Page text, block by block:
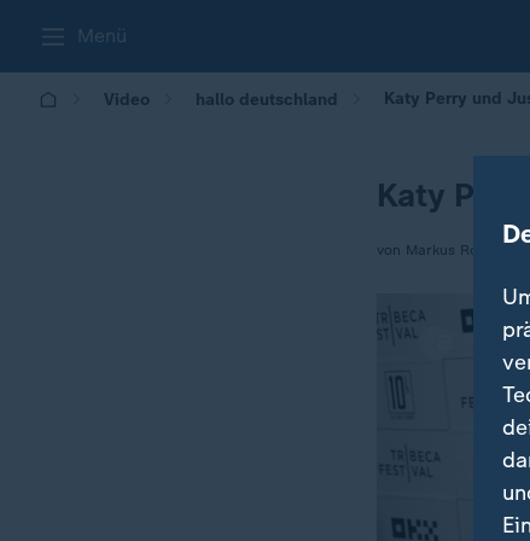
Menü
Video hallo deutschland Katy Perry und
Katy
von Markus Rosendahl